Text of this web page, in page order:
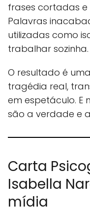
frases cortadas e
Palavras
utilizadas como
trabalhar sozinha.
O resultado é
tragédia real,
em espetáculo. E
são a verdade e
Carta
Isabella
mídia